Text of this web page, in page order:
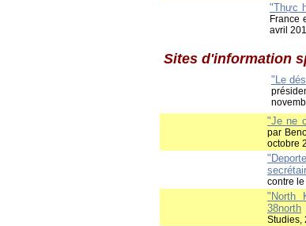
"Thực
France
avril
Sites d'information
"Le
"Je ne
par
octobre
contre
"North
38north
Studies,